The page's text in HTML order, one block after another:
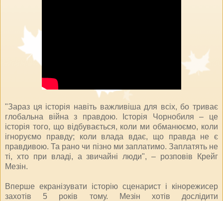
"Зараз ця історія навіть важливіша для всіх, бо триває
глобальна війна з правдою. Історія Чорнобиля – це
історія того, що відбувається, коли ми обманюємо, коли
ігноруємо правду; коли влада вдає, що правда не є
правдивою. Та рано чи пізно ми заплатимо. Заплатять не
ті, хто при владі, а звичайні люди", – розповів Крейг
Мезін.
Вперше екранізувати історію сценарист і кінорежисер
захотів 5 років тому. Мезін хотів дослідити